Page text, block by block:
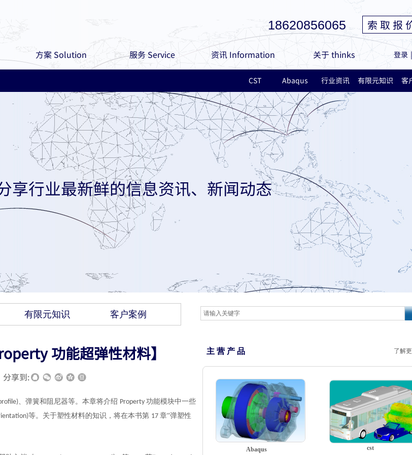
18620856065
登录 |
索 取 报
方案 Solution 服务 Service 资讯 Information 关于 thinks
享行业最新鲜的信息资讯、新闻动态
CST Abaqus 行业资讯 有限元知识 客
有限元知识 客户案例
功能超弹性材料】
分享到:
、弹簧和阻尼器等。本章将介绍 Property 功能模块中一些
等。关于塑性材料的知识，将在本书第 17 章“弹塑性
主 营 产 品 了解
cst
Abaqus